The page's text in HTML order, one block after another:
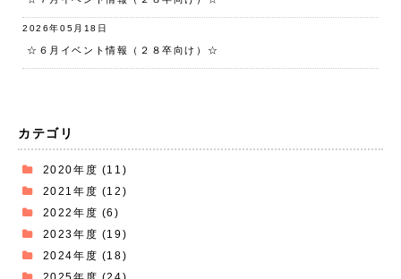
2026年05月18日
☆６月イベント情報（２８卒向け）☆
カテゴリ
2020年度 (11)
2021年度 (12)
2022年度 (6)
2023年度 (19)
2024年度 (18)